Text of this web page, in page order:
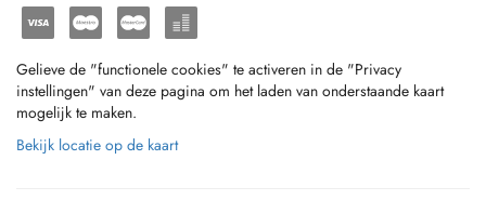
Gelieve de "functionele cookies" te activeren in de "Privacy
instellingen" van deze pagina om het laden van onderstaande kaart
mogelijk te maken.
Bekijk locatie op de kaart